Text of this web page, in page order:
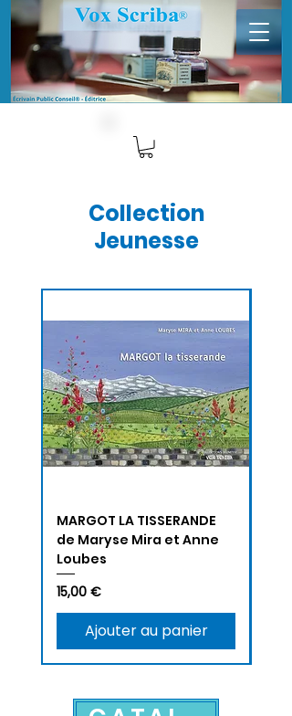
Collection
Jeunesse
MARGOT LA TISSERANDE
de Maryse Mira et Anne
Loubes
Prix
15,00 €
Ajouter au panier